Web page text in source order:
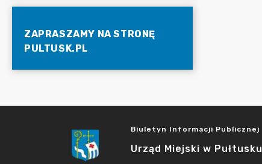
ZAPRASZAMY NA STRONĘ
PULTUSK.PL
Biuletyn Informacji Publicznej
Urząd Miejski w Pułtusku